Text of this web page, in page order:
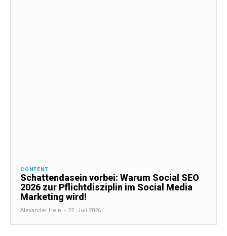
CONTENT
Schattendasein vorbei: Warum Social SEO
2026 zur Pflichtdisziplin im Social Media
Marketing wird!
Alexander Hein - 22. Juli 2026